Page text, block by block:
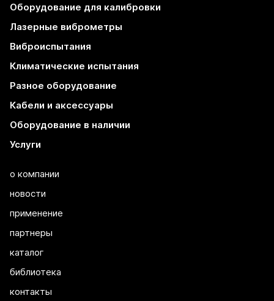
Оборудование для калибровки
Лазерные виброметры
Виброиспытания
Климатические испытания
Разное оборудование
Кабели и аксессуары
Оборудование в наличии
Услуги
о компании
новости
применение
партнеры
каталог
библиотека
контакты